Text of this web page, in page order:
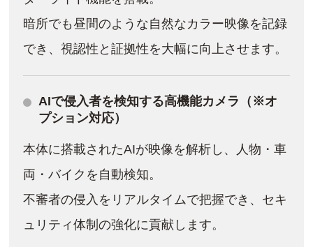
暗所でも昼間のような自然なカラー映像を記録
でき、視認性と証拠性を大幅に向上させます。
AIで侵入者を検知する高機能カメラ（※オ
プション対応）
本体に搭載されたAIが映像を解析し、人物・車
両・バイクを自動検知。
不審者の侵入をリアルタイムで把握でき、セキ
ュリティ体制の強化に貢献します。